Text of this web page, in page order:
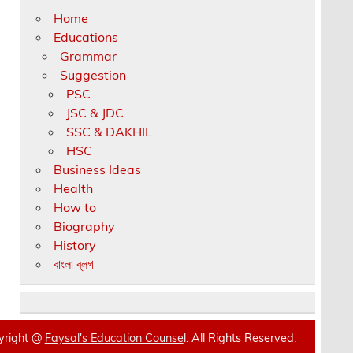
Home
Educations
Grammar
Suggestion
PSC
JSC & JDC
SSC & DAKHIL
HSC
Business Ideas
Health
How to
Biography
History
বাংলা ব্লগ
@ Faysal's Education Counsel. All Rights Reserved.